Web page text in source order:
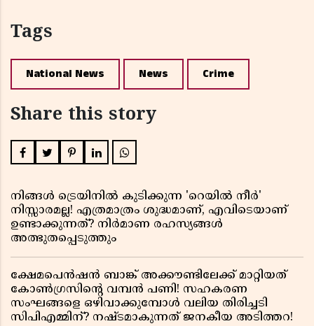
Tags
National News News Crime
Share this story
നിങ്ങൾ ട്രെയിനിൽ കുടിക്കുന്ന 'റെയിൽ നീർ'
നിസ്സാരമല്ല! എത്രമാത്രം ശുദ്ധമാണ്, എവിടെയാണ്
ഉണ്ടാക്കുന്നത്? നിർമാണ രഹസ്യങ്ങൾ
അത്ഭുതപ്പെടുത്തും
ക്ഷേമപെൻഷൻ ബാങ്ക് അക്കൗണ്ടിലേക്ക് മാറ്റിയത്
കോൺഗ്രസിന്റെ വമ്പൻ പണി! സഹകരണ
സംഘങ്ങളെ ഒഴിവാക്കുമ്പോൾ വലിയ തിരിച്ചടി
സിപിഎമ്മിന്? നഷ്ടമാകുന്നത് ജനകീയ അടിത്തറ!